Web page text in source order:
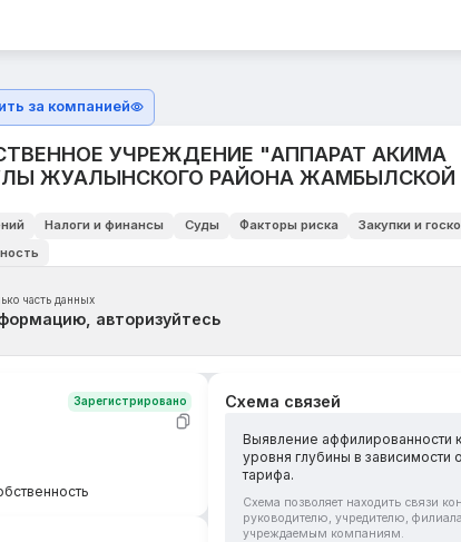
за компанией
УЧРЕЖДЕНИЕ "АППАРАТ АКИМА
ЖУАЛЫНСКОГО РАЙОНА ЖАМБЫЛСКОЙ
Налоги и финансы Суды Факторы риска Закупки и
часть данных
авторизуйтесь
Зарегистрировано Схема связей
Выявление аффилированности
уровня глубины в зависимости
тарифа.
Схема позволяет находить связи
руководителю, учредителю,
учреждаемым компаниям.